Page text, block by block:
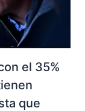
el 35%
que